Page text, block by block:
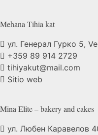
Mehana Tihia kat
ул. Генерал Гурко 5,
+359 89 914 2729
tihiyakut@mail.com
Sitio web
Mina Elite – bakery and cakes
ул. Любен Каравелов